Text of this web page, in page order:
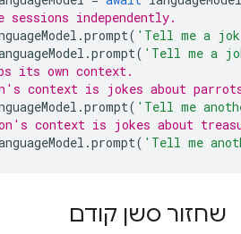
independently.
.prompt( 'Tell me a
.prompt( 'Tell me a
its own context.
context is jokes about
.prompt( 'Tell me
context is jokes about
.prompt( 'Tell me
שחזור סשן קודם